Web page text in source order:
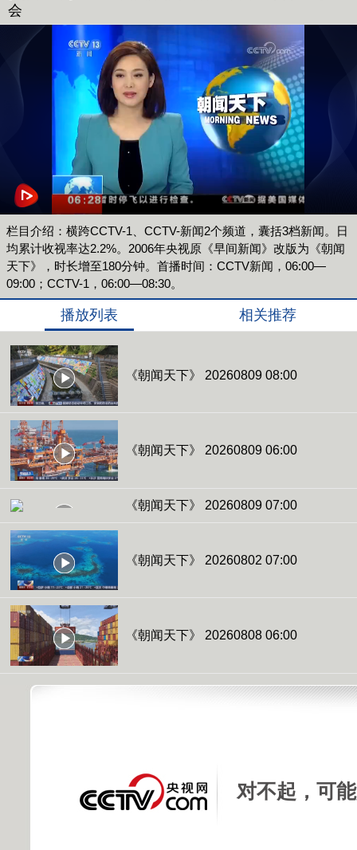
会
栏目介绍：横跨CCTV-1、CCTV-新闻2个频道，囊括3档新闻。日
均累计收视率达2.2%。2006年央视原《早间新闻》改版为《朝闻
天下》，时长增至180分钟。首播时间：CCTV新闻，06:00—
09:00；CCTV-1，06:00—08:30。
播放列表 相关推荐
《朝闻天下》 20260809 08:00
《朝闻天下》 20260809 06:00
《朝闻天下》 20260809 07:00
《朝闻天下》 20260802 07:00
《朝闻天下》 20260808 06:00
对不起，可